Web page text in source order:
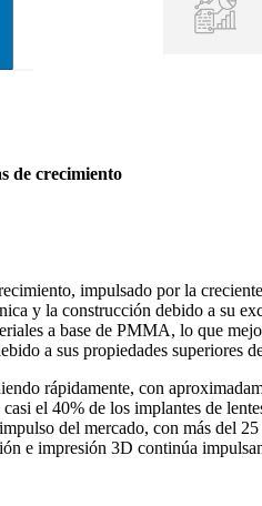
de crecimiento
impulsado por la
y la construcción debido a su
a base de PMMA, lo que
a sus propiedades superiores
rápidamente, con
el 40% de los implantes de
del mercado, con más del
e impresión 3D continúa